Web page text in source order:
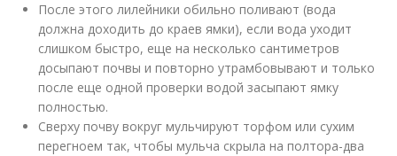
После этого лилейники обильно поливают (вода
должна доходить до краев ямки), если вода уходит
слишком быстро, еще на несколько сантиметров
досыпают почвы и повторно утрамбовывают и только
после еще одной проверки водой засыпают ямку
полностью.
Сверху почву вокруг мульчируют торфом или сухим
перегноем так, чтобы мульча скрыла на полтора-два